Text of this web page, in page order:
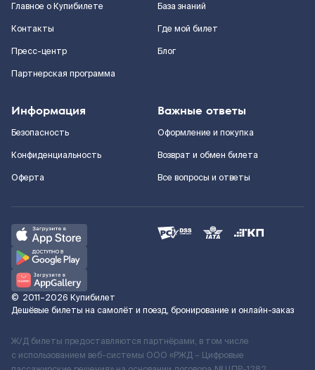
Главное о Купибилете
Контакты
Пресс-центр
Партнерская программа
База знаний
Где мой билет
Блог
Информация
Безопасность
Конфиденциальность
Оферта
Важные ответы
Оформление и покупка
Возврат и обмен билета
Все вопросы и ответы
© 2011–2026 Купибилет
Дешёвые билеты на самолёт и поезд, бронирование и онлайн-заказ
Ж/Д билеты предоставляются партнёрами, в том числе
с использованием веб-системы ООО «РЖД – Цифровые